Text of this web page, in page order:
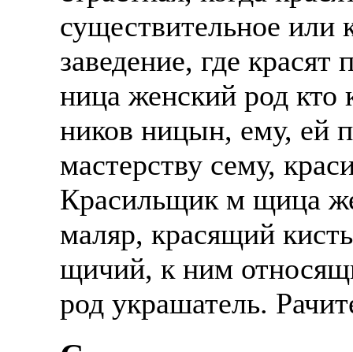
существительное или
заведение, где
ница женский род кто
ников ницын, ему, ей
мастерству сему,
Красильщик м щица
маляр, красящий
щичий, к ним
род украшатель.